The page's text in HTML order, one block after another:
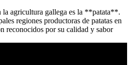
la agricultura gallega es la **patata**.
regiones productoras de patatas en
reconocidos por su calidad y sabor